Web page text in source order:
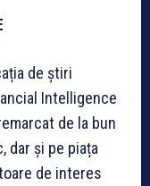
de știri
Intelligence
de la bun
dar și pe piața
de interes